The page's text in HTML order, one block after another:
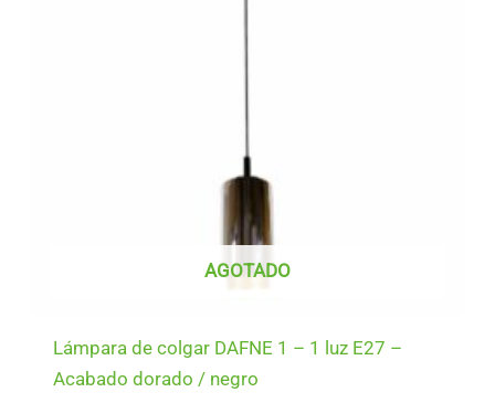
AGOTADO
Lámpara de colgar DAFNE 1 – 1 luz E27 –
Acabado dorado / negro